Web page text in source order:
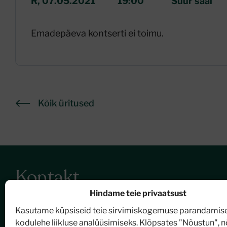
Hindame teie privaatsust
Kasutame küpsiseid teie sirvimiskogemuse
kodulehe liikluse analüüsimiseks. Klõpsates "Nõustun",
Emadepäeva kontserti ei toimu.
Kõik üritused
Kontakt
Nõmme Kultuurikeskus
Turu plats 2, 11614 Tallinn